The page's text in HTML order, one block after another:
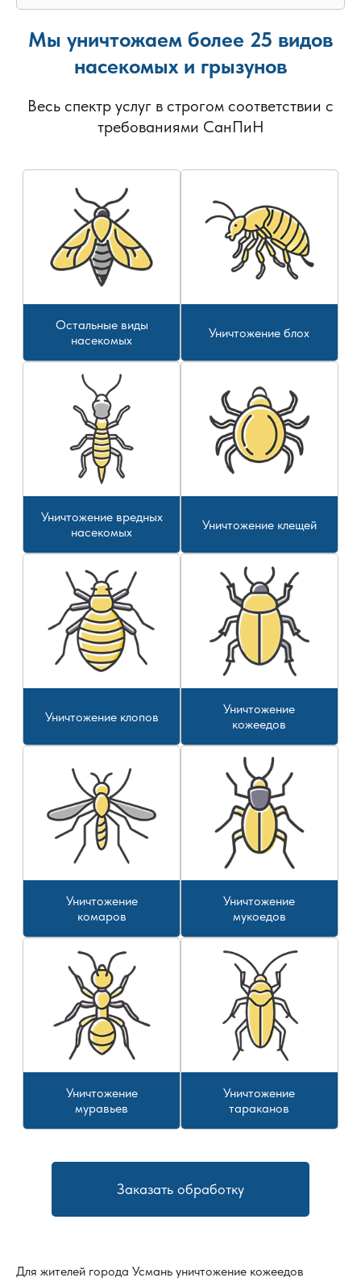
Мы уничтожаем более 25 видов
насекомых и грызунов
Весь спектр услуг в строгом соответствии с
требованиями СанПиН
Остальные виды
насекомых
Уничтожение блох
Уничтожение вредных
насекомых
Уничтожение клещей
Уничтожение клопов
Уничтожение
кожеедов
Уничтожение
комаров
Уничтожение
мукоедов
Уничтожение
муравьев
Уничтожение
тараканов
Заказать обработку
Для жителей города Усмань уничтожение кожеедов